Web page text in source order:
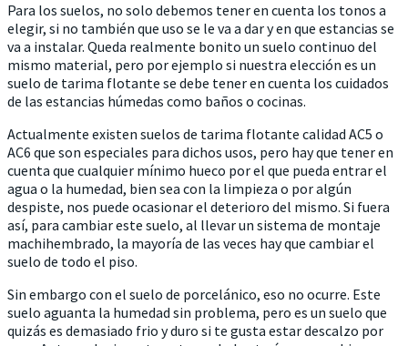
Para los suelos, no solo debemos tener en cuenta los tonos a
elegir, si no también que uso se le va a dar y en que estancias se
va a instalar. Queda realmente bonito un suelo continuo del
mismo material, pero por ejemplo si nuestra elección es un
suelo de tarima flotante se debe tener en cuenta los cuidados
de las estancias húmedas como baños o cocinas.
Actualmente existen suelos de tarima flotante calidad AC5 o
AC6 que son especiales para dichos usos, pero hay que tener en
cuenta que cualquier mínimo hueco por el que pueda entrar el
agua o la humedad, bien sea con la limpieza o por algún
despiste, nos puede ocasionar el deterioro del mismo. Si fuera
así, para cambiar este suelo, al llevar un sistema de montaje
machihembrado, la mayoría de las veces hay que cambiar el
suelo de todo el piso.
Sin embargo con el suelo de porcelánico, eso no ocurre. Este
suelo aguanta la humedad sin problema, pero es un suelo que
quizás es demasiado frio y duro si te gusta estar descalzo por